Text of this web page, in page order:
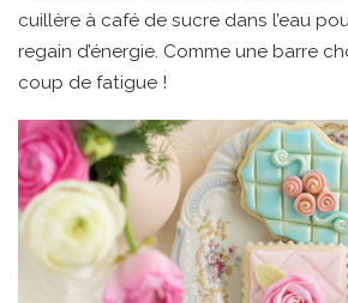
cuillère à café de sucre dans l’eau
regain d’énergie. Comme une barre
coup de fatigue !